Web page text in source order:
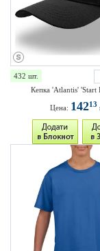
432 шт.
Кепка 'Atlantis' 'Start
Цена: 14213